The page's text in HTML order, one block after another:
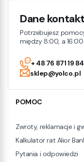
Dane
Potrzebujesz
między 8:00, a 16:00
+ 48 76 871 19 84
sklep@yolco.pl
Linki w stopce
POMOC
Zwroty, reklamacje i
Kalkulator rat Alior
Pytania i odpowiedzi